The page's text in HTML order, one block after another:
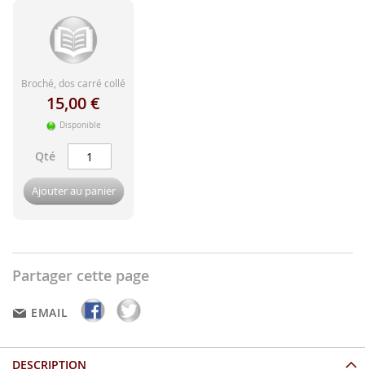
Broché, dos carré collé
15,00 €
Disponible
Qté
Ajouter au panier
Partager cette page
EMAIL
DESCRIPTION